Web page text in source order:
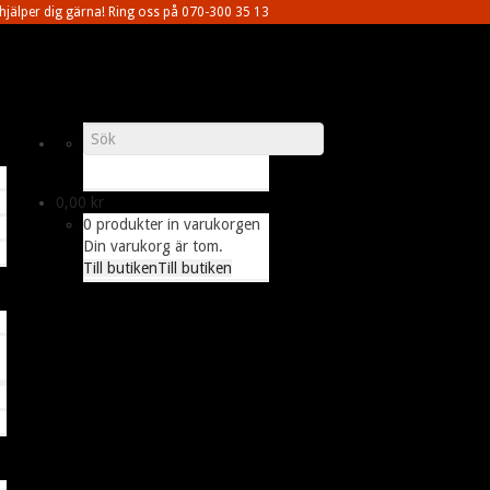
dig gärna! Ring oss på 070-300 35 13
0,00 kr
0 produkter in varukorgen
Din varukorg är tom.
Till butikenTill butiken